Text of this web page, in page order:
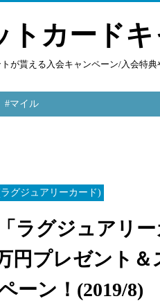
トカード
が貰える入会キャンペーン/入会特
#マイル
グジュアリーカード)
ラグジュアリー
円プレゼント＆
ーン！(2019/8)